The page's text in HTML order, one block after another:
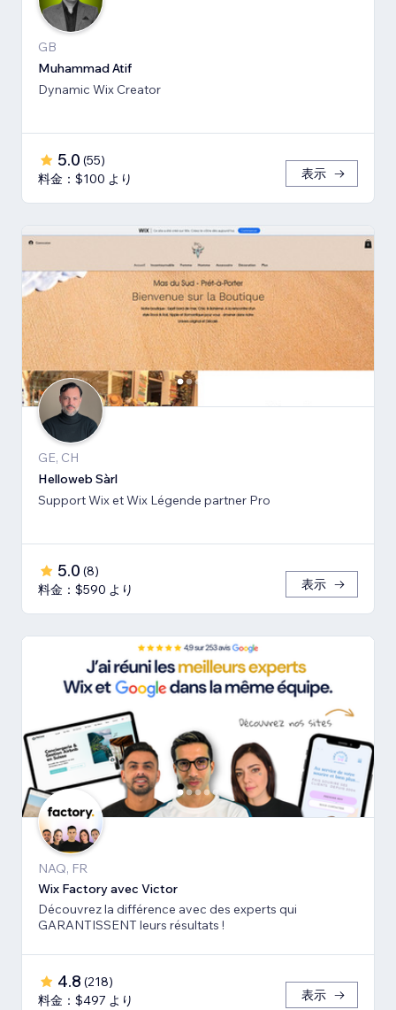
GB
Muhammad Atif
Dynamic Wix Creator
5.0 (55)
料金：$100 より
表示
GE, CH
Helloweb Sàrl
Support Wix et Wix Légende partner Pro
5.0 (8)
料金：$590 より
表示
NAQ, FR
Wix Factory avec Victor
Découvrez la différence avec des experts qui
GARANTISSENT leurs résultats !
4.8 (218)
料金：$497 より
表示